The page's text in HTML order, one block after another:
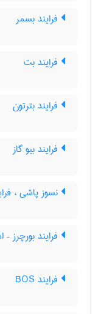
فرایند بسمر
فرایند بت
فرایند بترتون
فرایند بیو گاز
نسوز پاشی ،
فرایند بورچرز
فرایند BOS